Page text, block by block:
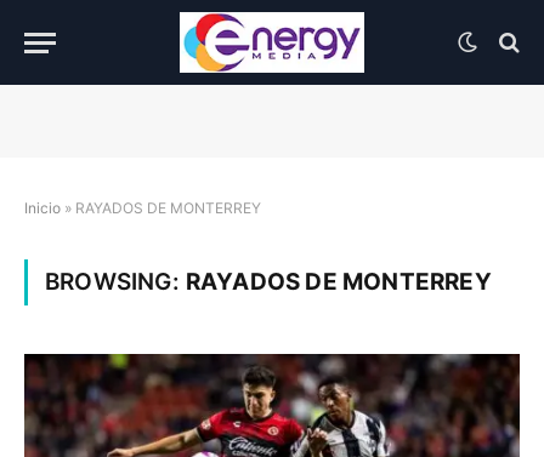
Inicio » RAYADOS DE MONTERREY
BROWSING: RAYADOS DE MONTERREY